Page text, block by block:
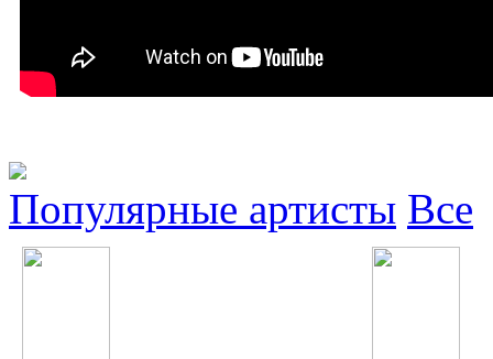
Популярные артисты Все